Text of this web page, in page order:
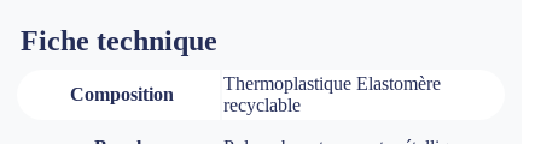
Fiche technique
Composition
Thermoplastique Elastomère
recyclable